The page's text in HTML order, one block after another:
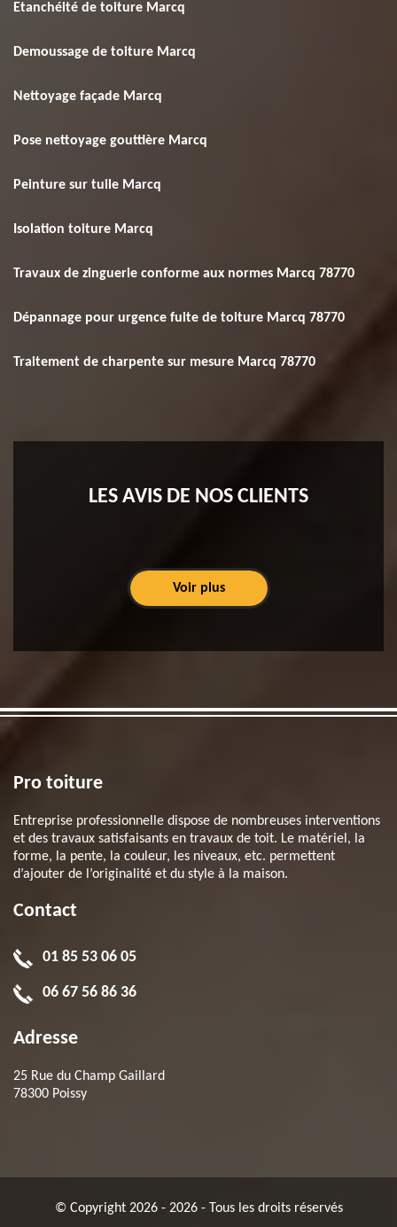
Etanchéité de toiture Marcq
Demoussage de toiture Marcq
Nettoyage façade Marcq
Pose nettoyage gouttière Marcq
Peinture sur tuile Marcq
Isolation toiture Marcq
Travaux de zinguerie conforme aux normes Marcq 78770
Dépannage pour urgence fuite de toiture Marcq 78770
Traitement de charpente sur mesure Marcq 78770
LES AVIS DE NOS CLIENTS
Voir plus
Pro toiture
Entreprise professionnelle dispose de nombreuses interventions
et des travaux satisfaisants en travaux de toit. Le matériel, la
forme, la pente, la couleur, les niveaux, etc. permettent
d’ajouter de l’originalité et du style à la maison.
Contact
01 85 53 06 05
06 67 56 86 36
Adresse
25 Rue du Champ Gaillard
78300 Poissy
© Copyright 2026 - 2026 - Tous les droits réservés